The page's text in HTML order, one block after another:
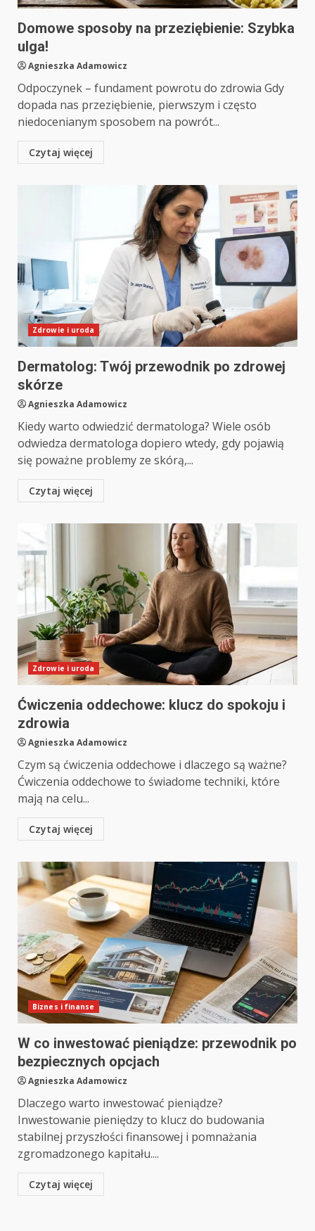
Domowe sposoby na przeziębienie: Szybka
ulga!
Agnieszka Adamowicz
Odpoczynek – fundament powrotu do zdrowia Gdy
dopada nas przeziębienie, pierwszym i często
niedocenianym sposobem na powrót...
Czytaj więcej
Zdrowie i uroda
Dermatolog: Twój przewodnik po zdrowej
skórze
Agnieszka Adamowicz
Kiedy warto odwiedzić dermatologa? Wiele osób
odwiedza dermatologa dopiero wtedy, gdy pojawią
się poważne problemy ze skórą,...
Czytaj więcej
Zdrowie i uroda
Ćwiczenia oddechowe: klucz do spokoju i
zdrowia
Agnieszka Adamowicz
Czym są ćwiczenia oddechowe i dlaczego są ważne?
Ćwiczenia oddechowe to świadome techniki, które
mają na celu...
Czytaj więcej
Biznes i finanse
W co inwestować pieniądze: przewodnik po
bezpiecznych opcjach
Agnieszka Adamowicz
Dlaczego warto inwestować pieniądze?
Inwestowanie pieniędzy to klucz do budowania
stabilnej przyszłości finansowej i pomnażania
zgromadzonego kapitału....
Czytaj więcej